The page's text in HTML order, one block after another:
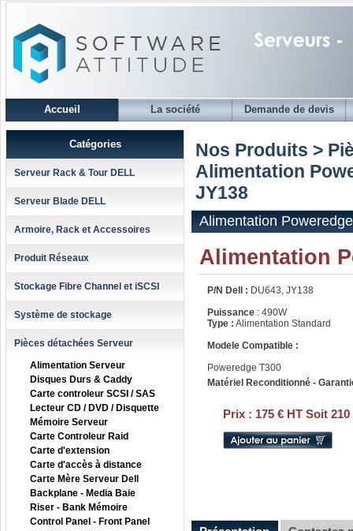
Accueil La société Demande de devis
Catégories
Serveur Rack & Tour DELL
Serveur Blade DELL
Armoire, Rack et Accessoires
Produit Réseaux
Stockage Fibre Channel et iSCSI
Système de stockage
Pièces détachées Serveur
Alimentation Serveur
Disques Durs & Caddy
Carte controleur SCSI / SAS
Lecteur CD / DVD / Disquette
Mémoire Serveur
Carte Controleur Raid
Carte d'extension
Carte d'accès à distance
Carte Mère Serveur Dell
Backplane - Media Baie
Riser - Bank Mémoire
Control Panel - Front Panel
Nos Produits >
Alimentation
JY138
Alimentation
Alimentation
P/N Dell : DU643, JY138
Puissance : 490W
Type : Alimentation Standard
Modele Compatible :
Poweredge T300
Matériel Reconditionné -
Prix : 175 € HT Soit 210